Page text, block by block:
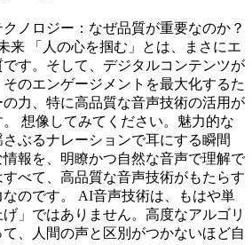
ノロジー：なぜ品質が重要なのか？
来 「人の心を掴む」とは、まさにエ
す。そして、デジタルコンテンツが
のエンゲージメントを最大化するた
力、特に高品質な音声技術の活用が
想像してみてください。魅力的な
ぶるナレーションで耳にする瞬間
報を、明瞭かつ自然な音声で理解で
べて、高品質な音声技術がもたらす
のです。 AI音声技術は、もはや単
」ではありません。高度なアルゴリ
、人間の声と区別がつかないほど自